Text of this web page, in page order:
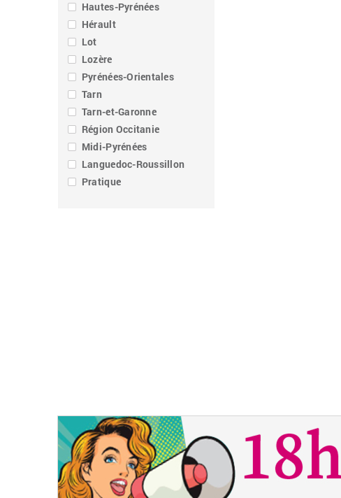
Hautes-Pyrénées
Hérault
Lot
Lozère
Pyrénées-Orientales
Tarn
Tarn-et-Garonne
Région Occitanie
Midi-Pyrénées
Languedoc-Roussillon
Pratique